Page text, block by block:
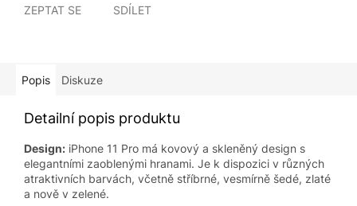
ZEPTAT SE SDÍLET
Popis Diskuze
Detailní popis produktu
Design: iPhone 11 Pro má kovový a skleněný design s
elegantními zaoblenými hranami. Je k dispozici v různých
atraktivních barvách, včetně stříbrné, vesmírně šedé, zlaté
a nově v zelené.